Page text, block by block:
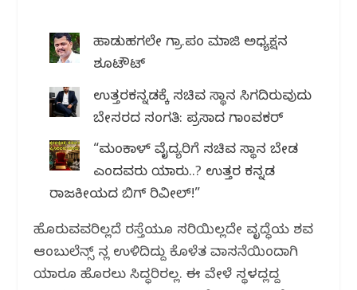
ಹಾಡುಹಗಲೇ ಗ್ರಾ.ಪಂ ಮಾಜಿ ಅಧ್ಯಕ್ಷನ
ಶೂಟೌಟ್
ಉತ್ತರಕನ್ನಡಕ್ಕೆ ಸಚಿವ ಸ್ಥಾನ ಸಿಗದಿರುವುದು
ಬೇಸರದ ಸಂಗತಿ: ಪ್ರಸಾದ ಗಾಂವಕರ್
“ಮಂಕಾಳ್ ವೈದ್ಯರಿಗೆ ಸಚಿವ ಸ್ಥಾನ ಬೇಡ
ಎಂದವರು ಯಾರು..? ಉತ್ತರ ಕನ್ನಡ
ರಾಜಕೀಯದ ಬಿಗ್ ರಿವೀಲ್!”
ಹೊರುವವರಿಲ್ಲದೆ ರಸ್ತೆಯೂ ಸರಿಯಿಲ್ಲದೇ ವೃದ್ಧೆಯ ಶವ
ಆಂಬುಲೆನ್ಸ್ ನಲ್ಲಿ ಉಳಿದಿದ್ದು ಕೊಳೆತ ವಾಸನೆಯಿಂದಾಗಿ
ಯಾರೂ ಹೊರಲು ಸಿದ್ಧರಿರಲಿಲ್ಲ. ಈ ವೇಳೆ ಸ್ಥಳದಲ್ಲಿದ್ದ